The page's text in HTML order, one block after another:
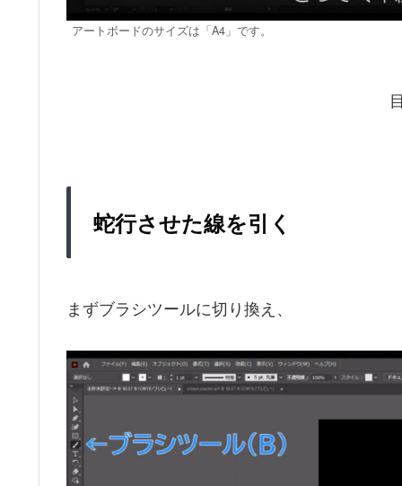
アートボードのサイズは「A4」です。
蛇行させた線を引く
まずブラシツールに切り換え、